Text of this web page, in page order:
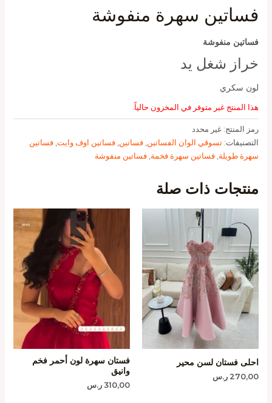
فساتين سهرة منفوشة
فساتين منفوشة
خراز شغل يد
لون سكري
هذا المنتج غير متوفر في المخزون حالياً.
رمز المنتج: غير محدد
التصنيفات: تسوقي الوان الفساتين, فساتين, فساتين اوف وايت, فساتين
سهرة طويلة, فساتين سهرة فخمة, فساتين منفوشة
منتجات ذات صلة
احلى فستان لسن محير
270,00 ر.س
فستان سهرة لون أحمر فخم
وانيق
310,00 ر.س